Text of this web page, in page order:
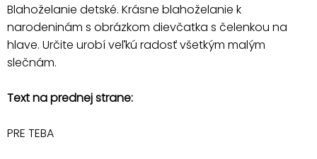
Blahoželanie detské. Krásne blahoželanie k
narodeninám s obrázkom dievčatka s čelenkou na
hlave. Určite urobí veľkú radosť všetkým malým
slečnám.
Text na prednej strane:
PRE TEBA